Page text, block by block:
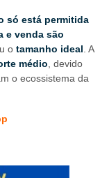
só está permitida
e venda são
o tamanho ideal . A
médio , devido
o ecossistema da